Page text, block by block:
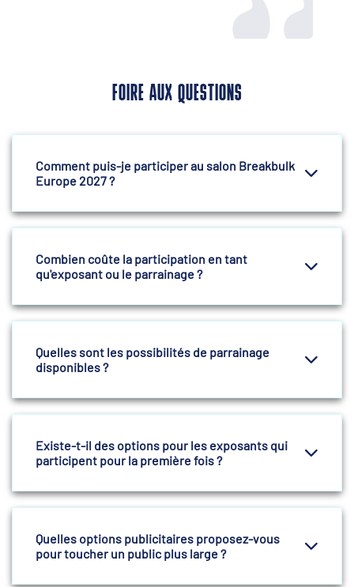
FOIRE AUX QUESTIONS
Comment puis-je participer au salon Breakbulk
Europe 2027 ?
Combien coûte la participation en tant
qu'exposant ou le parrainage ?
Quelles sont les possibilités de parrainage
disponibles ?
Existe-t-il des options pour les exposants qui
participent pour la première fois ?
Quelles options publicitaires proposez-vous
pour toucher un public plus large ?